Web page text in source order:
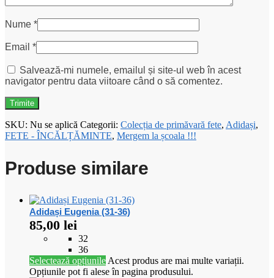
Nume *
Email *
Salvează-mi numele, emailul și site-ul web în acest
navigator pentru data viitoare când o să comentez.
SKU: Nu se aplică Categorii: Colecția de primăvară fete, Adidași,
FETE - ÎNCĂLȚĂMINTE, Mergem la școala !!!
Produse similare
Adidași Eugenia (31-36)
85,00 lei
32
36
Selectează opțiunile Acest produs are mai multe variații.
Opțiunile pot fi alese în pagina produsului.